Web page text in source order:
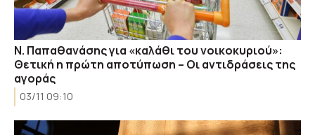
Ν. Παπαθανάσης για «καλάθι του νοικοκυριού»:
Θετική η πρώτη αποτύπωση – Οι αντιδράσεις της
αγοράς
03/11 09:10